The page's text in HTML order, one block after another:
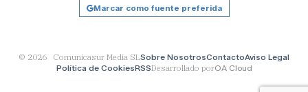
Marcar como fuente preferida
© 2026 Comunicasur Media SLSobre NosotrosContactoAviso Legal
Política de CookiesRSSDesarrollado porOA Cloud